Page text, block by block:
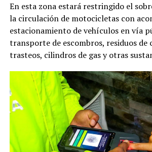
En esta zona estará restringido el
la circulación de motocicletas con
estacionamiento de vehículos en vía
transporte de escombros, residuos de
trasteos, cilindros de gas y otras